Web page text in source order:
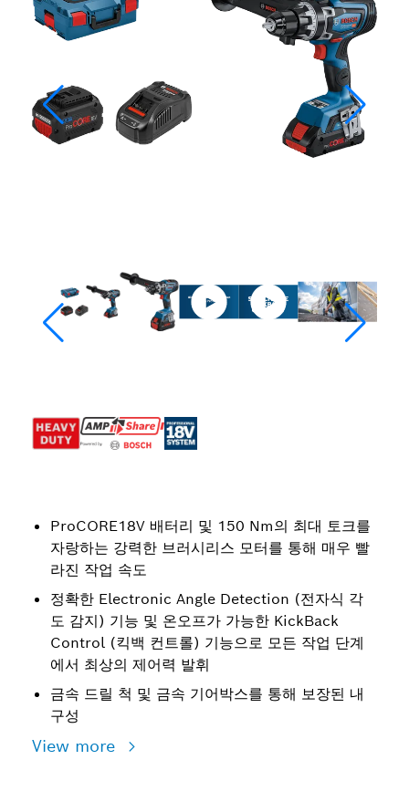
ProCORE18V 배터리 및 150 Nm의 최대 토크를
자랑하는 강력한 브러시리스 모터를 통해 매우 빨
라진 작업 속도
정확한 Electronic Angle Detection (전자식 각
도 감지) 기능 및 온오프가 가능한 KickBack
Control (킥백 컨트롤) 기능으로 모든 작업 단계
에서 최상의 제어력 발휘
금속 드릴 척 및 금속 기어박스를 통해 보장된 내
구성
View more